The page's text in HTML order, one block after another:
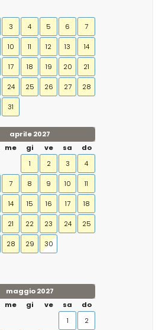
3 4 5 6 7
10 11 12 13 14
17 18 19 20 21
24 25 26 27 28
31
aprile 2027
me gi ve sa
do
1
2 3 4
7 8 9 10 11
14 15 16 17 18
21 22 23 24 25
28 29 30
maggio 2027
me gi ve sa
do
1
2